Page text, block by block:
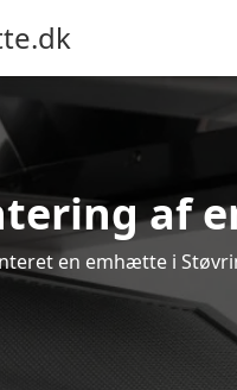
af
en emhætte i